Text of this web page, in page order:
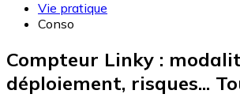
Vie pratique
Conso
Compteur Linky :
déploiement, risques...